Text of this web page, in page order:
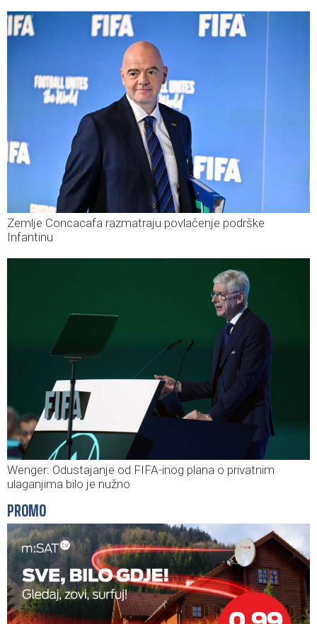
Zemlje Concacafa razmatraju povlačenje podrške
Infantinu
Wenger: Odustajanje od FIFA-inog plana o privatnim
ulaganjima bilo je nužno
PROMO